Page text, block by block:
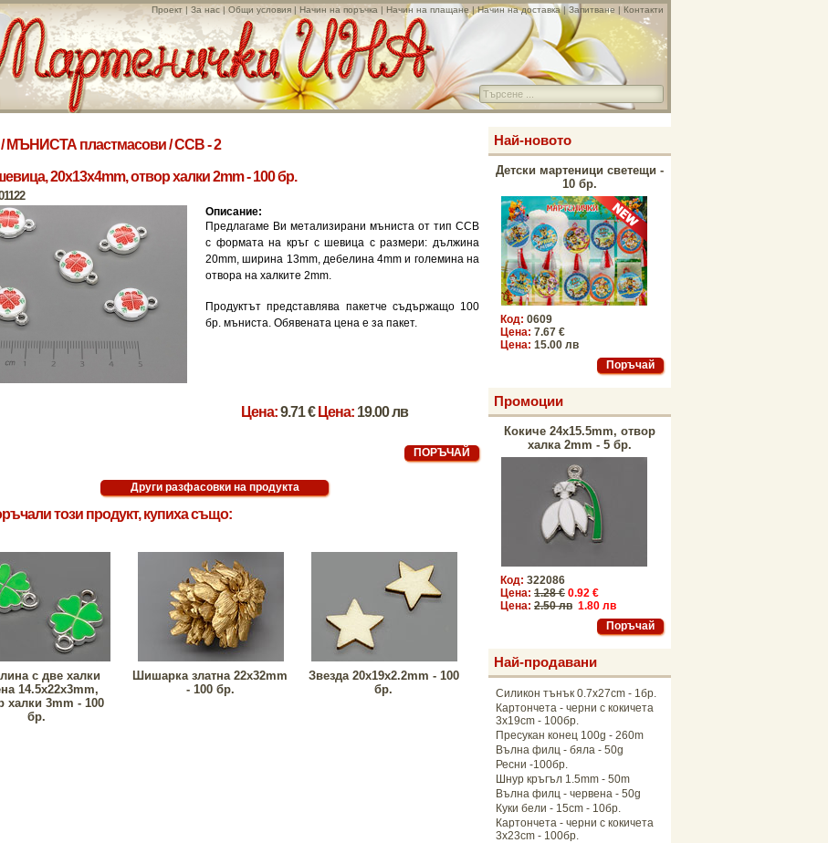
Проект |За нас | Общи условия | Начин на поръчка | Начин на плащане|Начин на доставка|Запитване | Контакти
МЪНИСТА пластмасови/CCB - 2
20x13x4mm, отвор халки 2mm - 100 бр.
Описание:
Предлагаме Ви метализирани мъниста от тип CCB
с формата на кръг с шевица с размери: дължина
20mm, ширина 13mm, дебелина 4mm и големина на
отвора на халките 2mm.
Продуктът представлява пакетче съдържащо 100
бр. мъниста. Обявената цена е за пакет.
Цена:9.71 €Цена: 19.00 лв
този продукт, купиха също:
с две халки
14.5x22x3mm,
халки 3mm - 100
бр.
Шишарка златна 22x32mm
- 100 бр.
Звезда 20x19x2.2mm - 100
бр.
Най-новото
Детски мартеници светещи -
10 бр.
Код: 0609
Цена: 7.67 €
Цена: 15.00 лв
Промоции
Кокиче 24x15.5mm, отвор
халка 2mm - 5 бр.
Код: 322086
Цена: 1.28 € 0.92 €
Цена: 2.50 лв 1.80 лв
Най-продавани
Силикон тънък 0.7x27cm - 1бр.
Картончета - черни с кокичета
3x19cm - 100бр.
Пресукан конец 100g - 260m
Вълна филц - бяла - 50g
Ресни -100бр.
Шнур кръгъл 1.5mm - 50m
Вълна филц - червена - 50g
Куки бели - 15cm - 10бр.
Картончета - черни с кокичета
3x23cm - 100бр.